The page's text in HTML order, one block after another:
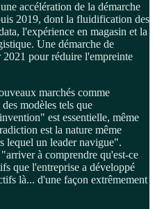
accélération de la démarche
2019, dont la fluidification des
l'expérience en magasin et la
Une démarche de
pour réduire l'empreinte
marchés comme
modèles tels que
est essentielle, même
est la nature même
lequel un leader navigue".
à comprendre qu'est-ce
que l'entreprise a développé
là... d'une façon extrêmement